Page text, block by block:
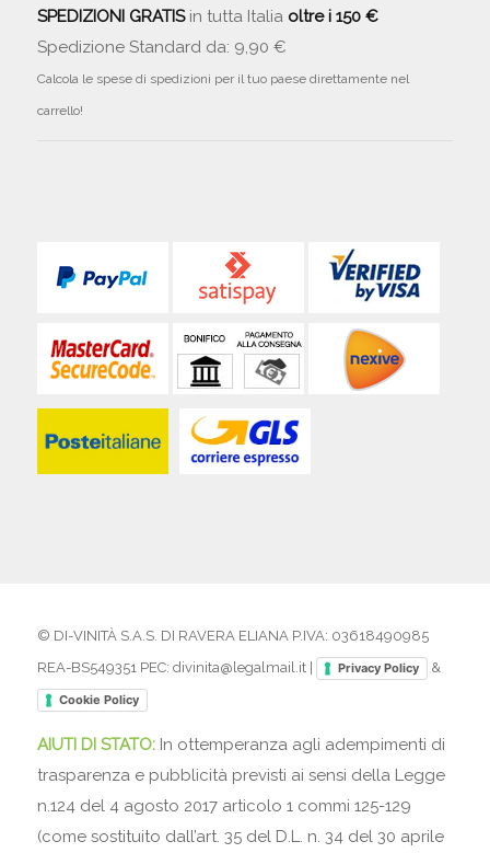
SPEDIZIONI GRATISin tutta Italia oltre i 150 €
Spedizione Standard da: 9,90 €
Calcola le spese di spedizioni per il tuo paese direttamente nel
carrello!
© DI-VINITÀ S.A.S. DI RAVERA ELIANA P.IVA: 03618490985
REA-BS549351 PEC: divinita@legalmail.it |
Privacy Policy &
Cookie Policy
AIUTI DI STATO: In ottemperanza agli adempimenti di
trasparenza e pubblicità previsti ai sensi della Legge
n.124 del 4 agosto 2017 articolo 1 commi 125-129
(come sostituito dall’art. 35 del D.L. n. 34 del 30 aprile